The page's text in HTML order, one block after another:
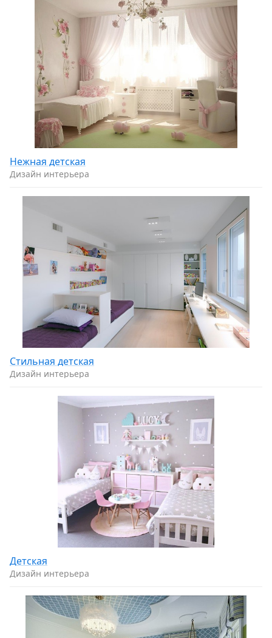
Нежная детская
Дизайн интерьера
Стильная детская
Дизайн интерьера
Детская
Дизайн интерьера